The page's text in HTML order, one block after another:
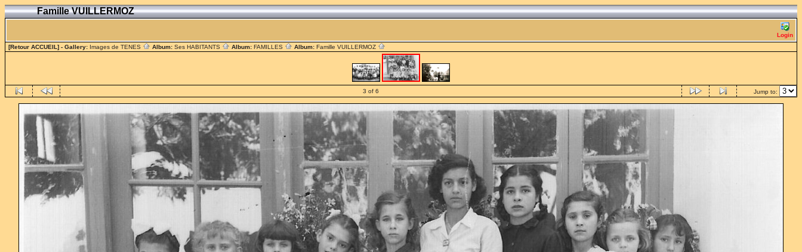
Famille VUILLERMOZ
Login
[Retour ACCUEIL] - Gallery: Images de TENES Album: Ses HABITANTS Album: FAMILLES Album: Famille VUILLERMOZ
3 of 6 Jump to: